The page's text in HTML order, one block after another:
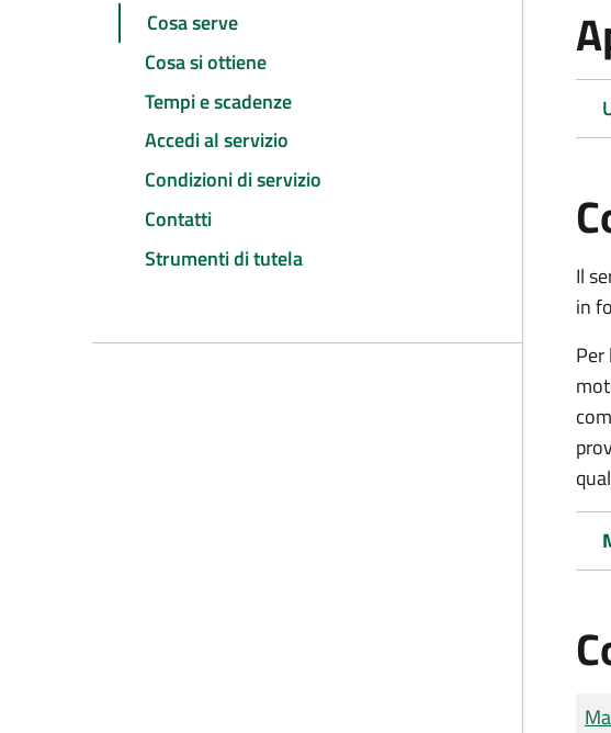
Cosa serve
Cosa si ottiene
Tempi e scadenze
Accedi al servizio
Condizioni di servizio
Contatti
Strumenti di tutela
Il
in